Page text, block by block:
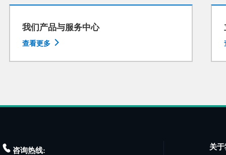
我们产品与服务中心
查看更多 
 咨询热线: 关